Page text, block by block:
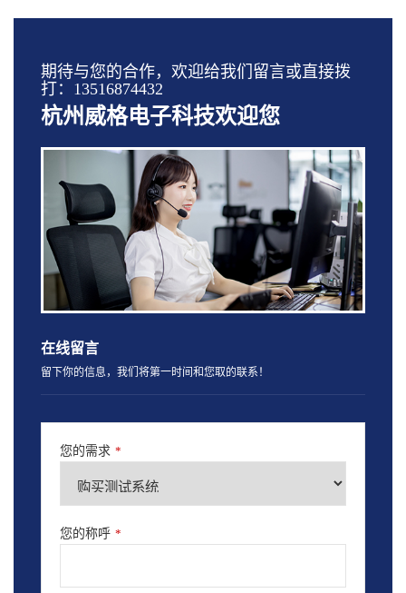
期待与您的合作，欢迎给我们留言或直接拨
打：13516874432
杭州威格电子科技欢迎您
在线留言
留下你的信息，我们将第一时间和您取的联系！
您的需求 *
您的称呼 *